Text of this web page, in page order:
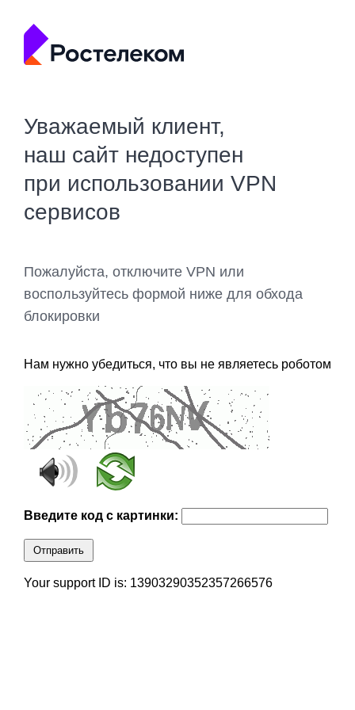
Уважаемый клиент,
наш сайт недоступен
при использовании VPN
сервисов
Пожалуйста, отключите VPN или
воспользуйтесь формой ниже для обхода
блокировки
Нам нужно убедиться, что вы не являетесь роботом
Введите код с картинки:
Отправить
Your support ID is: 13903290352357266576